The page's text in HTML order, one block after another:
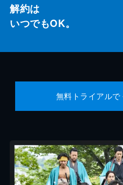
解約は
いつでもOK。
無料トライアルで